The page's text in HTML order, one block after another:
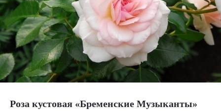
Роза кустовая «Бременские Музыканты»